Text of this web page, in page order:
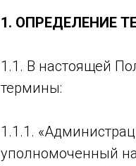
1. ОПРЕДЕЛЕНИЕ
1.1. В настоящей
термины:
1.1.1.
уполномоченный